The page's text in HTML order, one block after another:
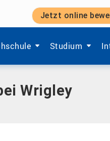
Jetzt online
von 'Aktuelles'.
Menü-Unterpunkte von
Studium
Zeige Menü-
Wrigley